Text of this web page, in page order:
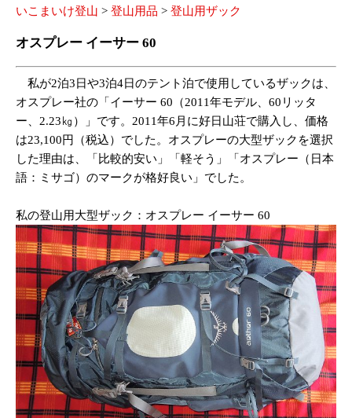
いこまいけ登山 > 登山用品 > 登山用ザック
オスプレー イーサー 60
私が2泊3日や3泊4日のテント泊で使用しているザックは、
オスプレー社の「イーサー 60（2011年モデル、60リッタ
ー、2.23㎏）」です。2011年6月に好日山荘で購入し、価格
は23,100円（税込）でした。オスプレーの大型ザックを選択
した理由は、「比較的安い」「軽そう」「オスプレー（日本
語：ミサゴ）のマークが格好良い」でした。
私の登山用大型ザック：オスプレー イーサー 60